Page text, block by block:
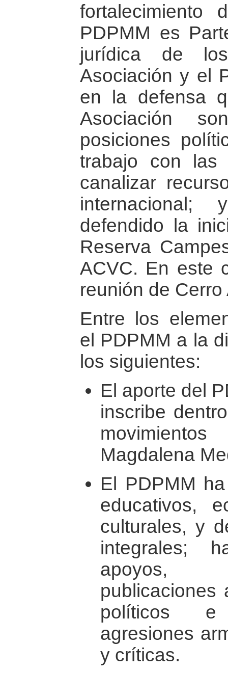
fortalecimiento
PDPMM es
jurídica de
Asociación y el
en la defensa
Asociación
posiciones
trabajo con las
canalizar
defendido la
Reserva
ACVC. En este
reunión de Cerro
Entre los
el PDPMM a la
los siguientes:
El aporte del
inscribe
Magdalena
El PDPMM
educativos,
culturales, y
integrales;
apoyos,
publicaciones
políticos
agresiones
y críticas.